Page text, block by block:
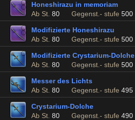
Honeshirazu in memoriam
Ab St. 80 Gegenst.- stufe 500
Modifizierte Honeshirazu
Ab St. 80 Gegenst.- stufe 500
Modifizierte Crystarium-Dolche
Ab St. 80 Gegenst.- stufe 500
Messer des Lichts
Ab St. 80 Gegenst.- stufe 495
Crystarium-Dolche
Ab St. 80 Gegenst.- stufe 490